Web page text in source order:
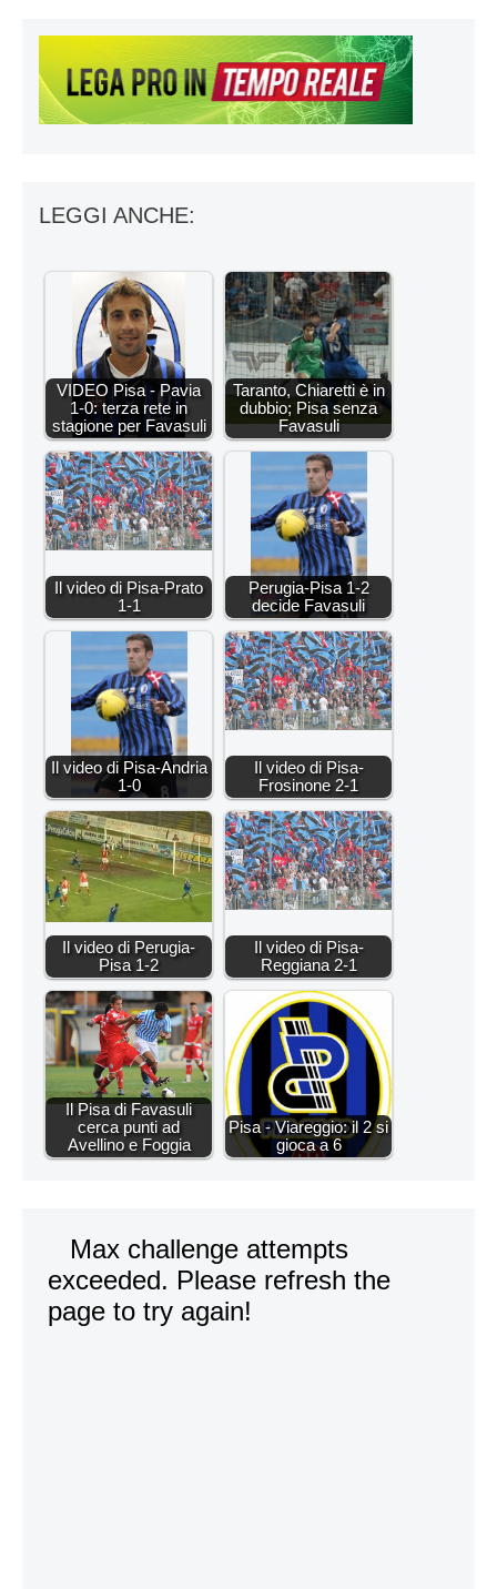
LEGGI ANCHE:
VIDEO Pisa - Pavia
1-0: terza rete in
stagione per Favasuli
Taranto, Chiaretti è in
dubbio; Pisa senza
Favasuli
Il video di Pisa-Prato
1-1
Perugia-Pisa 1-2
decide Favasuli
Il video di Pisa-Andria
1-0
Il video di Pisa-
Frosinone 2-1
Il video di Perugia-
Pisa 1-2
Il video di Pisa-
Reggiana 2-1
Il Pisa di Favasuli
cerca punti ad
Avellino e Foggia
Pisa - Viareggio: il 2 si
gioca a 6